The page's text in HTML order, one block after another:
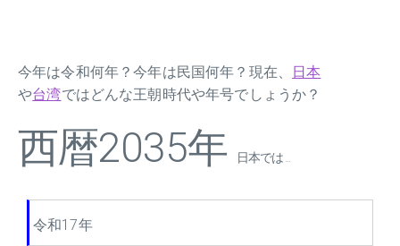
今年は令和何年？今年は民国何年？現在、
日本
や台湾ではどんな王朝時代や年号でしょうか？
西暦2035年 日本では ...
令和17年